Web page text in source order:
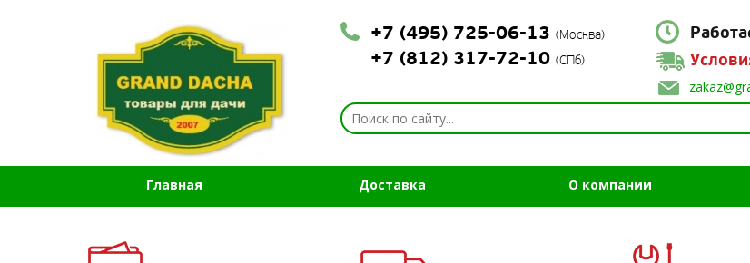
+7 (495) 725-06-13 (Москва)
+7 (812) 317-72-10 (СПб)
Главная Доставка О компании